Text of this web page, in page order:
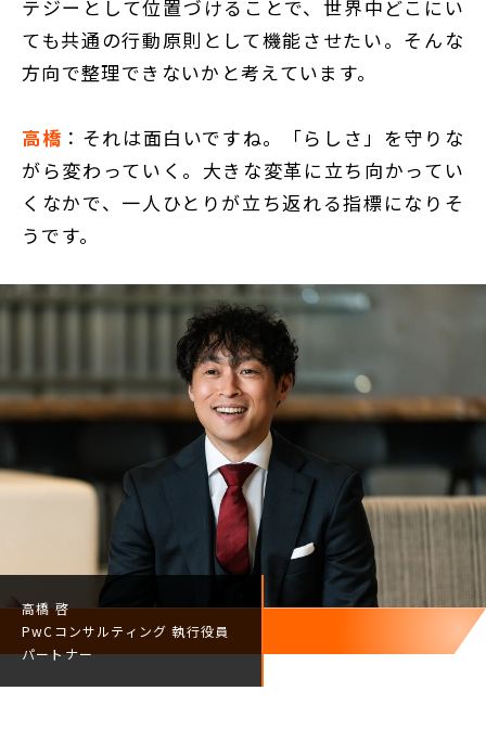
テジーとして位置づけることで、世界中どこにい
ても共通の行動原則として機能させたい。そんな
方向で整理できないかと考えています。
高橋 ：それは面白いですね。「らしさ」を守りな
がら変わっていく。大きな変革に立ち向かってい
くなかで、一人ひとりが立ち返れる指標になりそ
うです。
高橋 啓
PwCコンサルティング執行役員
パートナー